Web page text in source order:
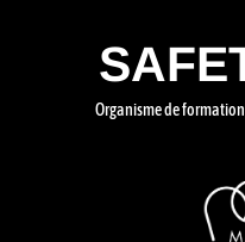
Organisme de